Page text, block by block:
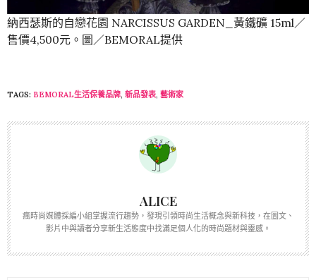
納西瑟斯的自戀花園 NARCISSUS GARDEN_黃鐵礦 15ml／
售價4,500元。圖／BEMORAL提供
TAGS: BEMORAL生活保養品牌, 新品發表, 藝術家
ALICE
瘋時尚媒體採編小組掌握流行趨勢，發現引領時尚生活概念與新科技，在圖文、
影片中與讀者分享新生活態度中找滿足個人化的時尚題材與靈感。